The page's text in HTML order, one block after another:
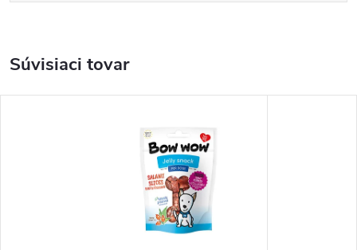
Súvisiaci tovar